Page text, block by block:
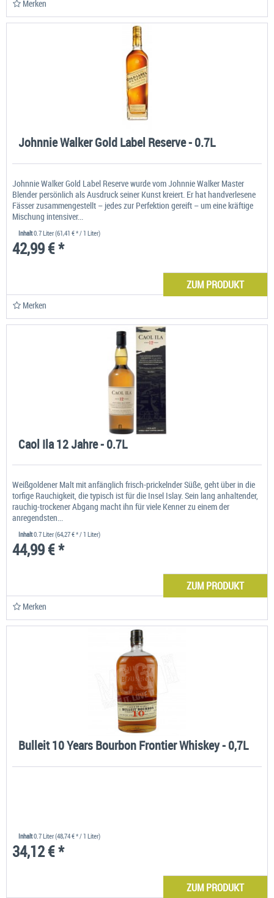
Merken
Johnnie Walker Gold Label Reserve - 0.7L
Johnnie Walker Gold Label Reserve wurde vom Johnnie Walker Master
Blender persönlich als Ausdruck seiner Kunst kreiert. Er hat handverlesene
Fässer zusammengestellt – jedes zur Perfektion gereift – um eine kräftige
Mischung intensiver...
Inhalt0.7 Liter(61,41 € * / 1 Liter)
42,99 € *
ZUM PRODUKT
Merken
Caol Ila 12 Jahre - 0.7L
Weißgoldener Malt mit anfänglich frisch-prickelnder Süße, geht über in die
torfige Rauchigkeit, die typisch ist für die Insel Islay. Sein lang anhaltender,
rauchig-trockener Abgang macht ihn für viele Kenner zu einem der
anregendsten...
Inhalt0.7 Liter(64,27 € * / 1 Liter)
44,99 € *
ZUM PRODUKT
Merken
Bulleit 10 Years Bourbon Frontier Whiskey - 0,7L
Inhalt0.7 Liter(48,74 € * / 1 Liter)
34,12 € *
ZUM PRODUKT